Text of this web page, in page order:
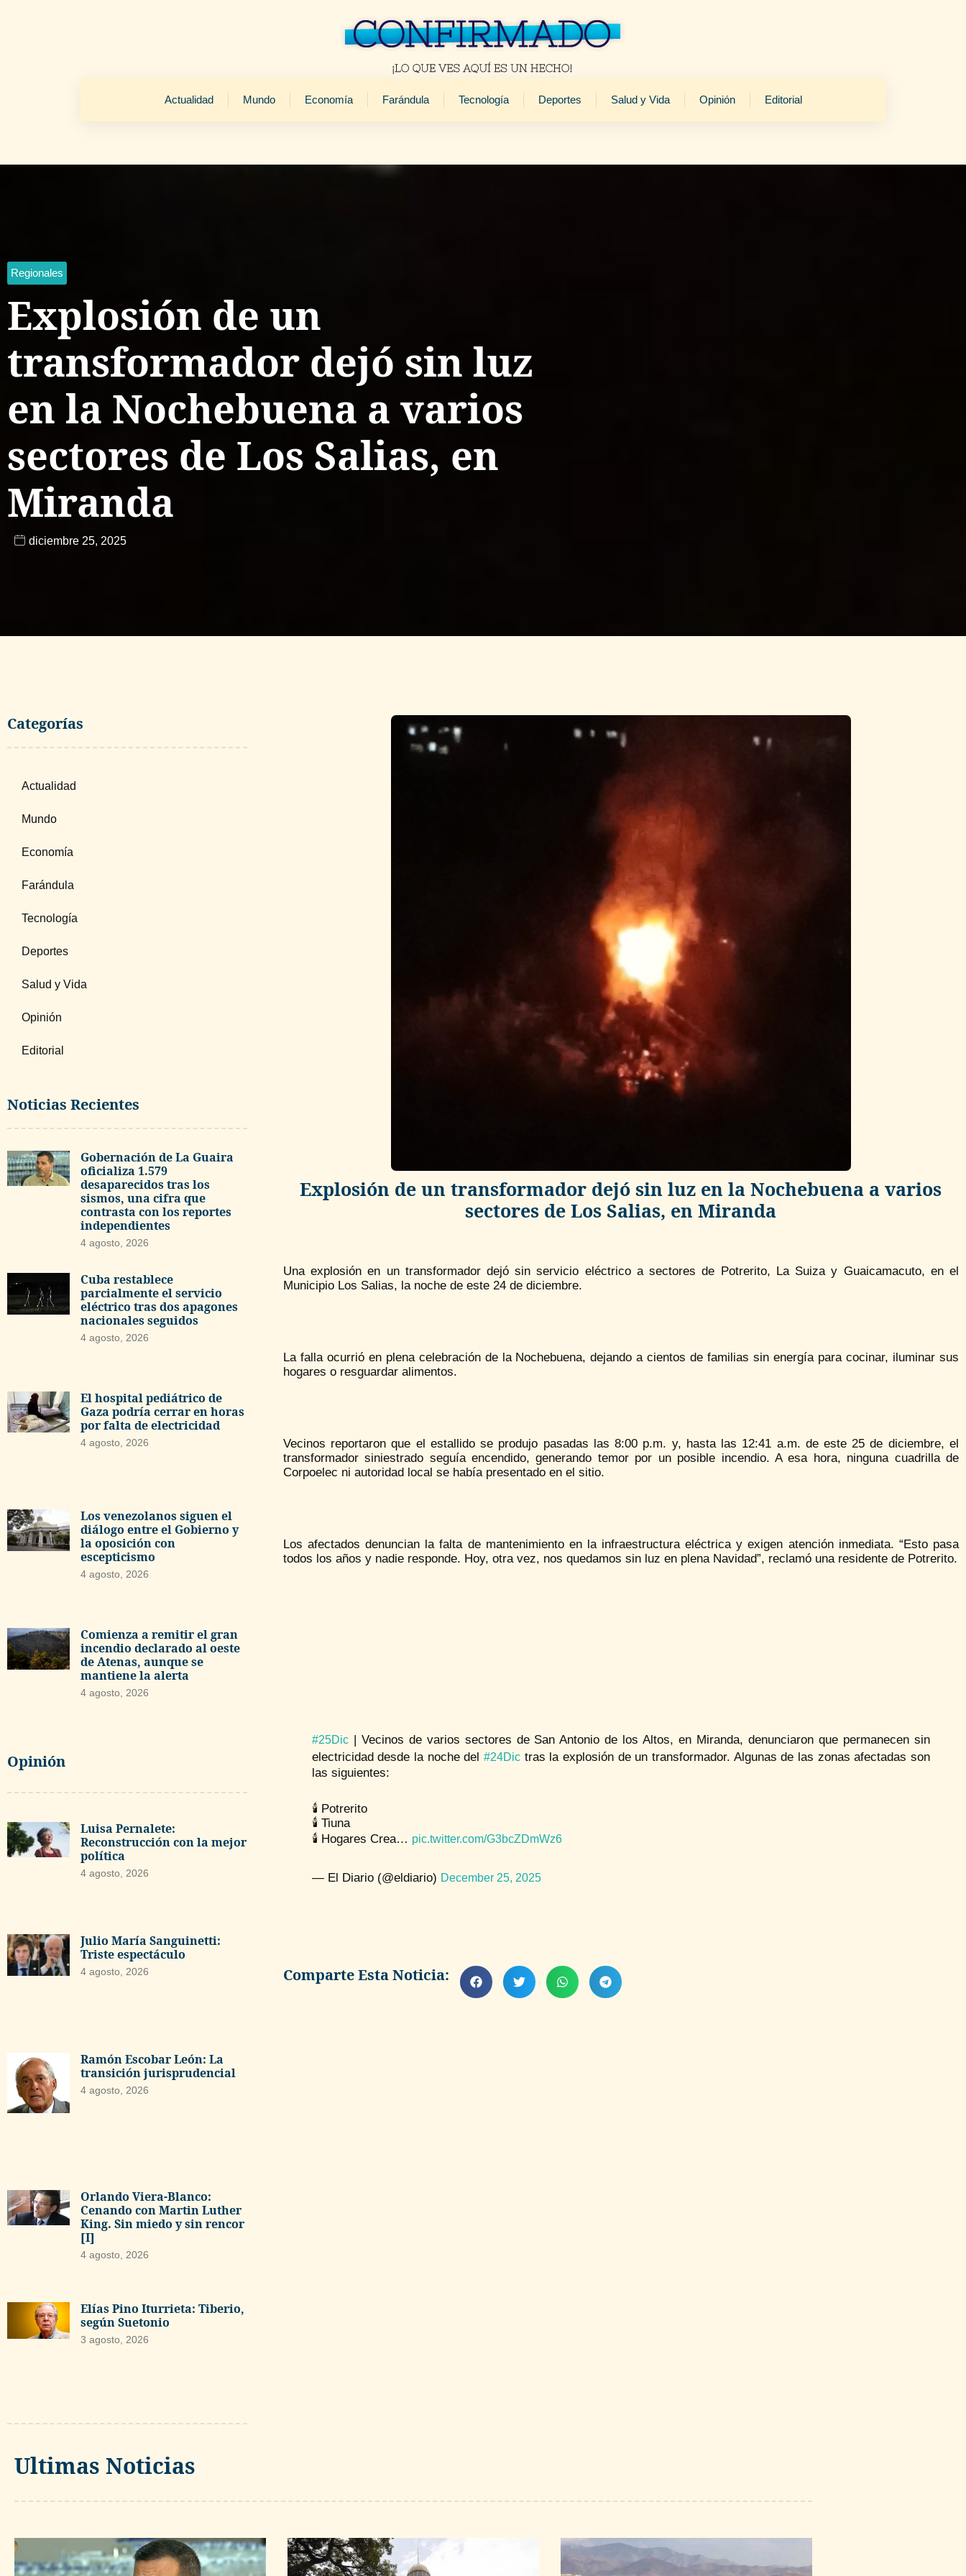
Actualidad Mundo Economía Farándula Tecnología Deportes Salud y Vida Opinión Editorial
Regionales
Explosión de un
transformador dejó sin luz
en la Nochebuena a varios
sectores de Los Salias, en
Miranda
diciembre 25, 2025
Categorías
Actualidad
Mundo
Economía
Farándula
Tecnología
Deportes
Salud y Vida
Opinión
Editorial
Noticias Recientes
Gobernación de La Guaira
oficializa 1.579
desaparecidos tras los
sismos, una cifra que
contrasta con los reportes
independientes
4 agosto, 2026
Cuba restablece
parcialmente el servicio
eléctrico tras dos apagones
nacionales seguidos
4 agosto, 2026
El hospital pediátrico de
Gaza podría cerrar en horas
por falta de electricidad
4 agosto, 2026
Los venezolanos siguen el
diálogo entre el Gobierno y
la oposición con
escepticismo
4 agosto, 2026
Comienza a remitir el gran
incendio declarado al oeste
de Atenas, aunque se
mantiene la alerta
4 agosto, 2026
Opinión
Luisa Pernalete:
Reconstrucción con la mejor
política
4 agosto, 2026
Julio María Sanguinetti:
Triste espectáculo
4 agosto, 2026
Ramón Escobar León: La
transición jurisprudencial
4 agosto, 2026
Orlando Viera-Blanco:
Cenando con Martin Luther
King. Sin miedo y sin rencor
[I]
4 agosto, 2026
Elías Pino Iturrieta: Tiberio,
según Suetonio
3 agosto, 2026
Explosión de un transformador dejó sin luz en la Nochebuena a varios
sectores de Los Salias, en Miranda
Una explosión en un transformador dejó sin servicio eléctrico a sectores de Potrerito, La Suiza y Guaicamacuto, en el
Municipio Los Salias, la noche de este 24 de diciembre.
La falla ocurrió en plena celebración de la Nochebuena, dejando a cientos de familias sin energía para cocinar, iluminar sus
hogares o resguardar alimentos.
Vecinos reportaron que el estallido se produjo pasadas las 8:00 p.m. y, hasta las 12:41 a.m. de este 25 de diciembre, el
transformador siniestrado seguía encendido, generando temor por un posible incendio. A esa hora, ninguna cuadrilla de
Corpoelec ni autoridad local se había presentado en el sitio.
Los afectados denuncian la falta de mantenimiento en la infraestructura eléctrica y exigen atención inmediata. “Esto pasa
todos los años y nadie responde. Hoy, otra vez, nos quedamos sin luz en plena Navidad”, reclamó una residente de Potrerito.
#25Dic| Vecinos de varios sectores de San Antonio de los Altos, en Miranda, denunciaron que permanecen sin
electricidad desde la noche del#24Dic tras la explosión de un transformador. Algunas de las zonas afectadas son
las siguientes:
🕯️ Potrerito
🕯️ Tiuna
🕯️ Hogares Crea… pic.twitter.com/G3bcZDmWz6
— El Diario (@eldiario) December 25, 2025
Comparte Esta Noticia:
Ultimas Noticias